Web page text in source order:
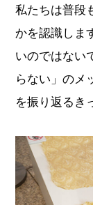
私たちは普段
かを認識しま
いのではない
らない」のメ
を振り返るき